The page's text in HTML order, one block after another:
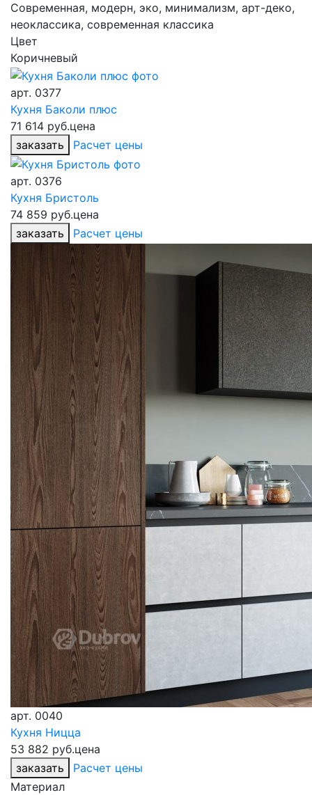
Современная, модерн, эко, минимализм, арт-деко,
неоклассика, современная классика
Цвет
Коричневый
арт. 0377
Кухня Баколи плюс
71 614 руб.цена
заказать
Расчет цены
арт. 0376
Кухня Бристоль
74 859 руб.цена
заказать
Расчет цены
арт. 0040
Кухня Ницца
53 882 руб.цена
заказать
Расчет цены
Материал